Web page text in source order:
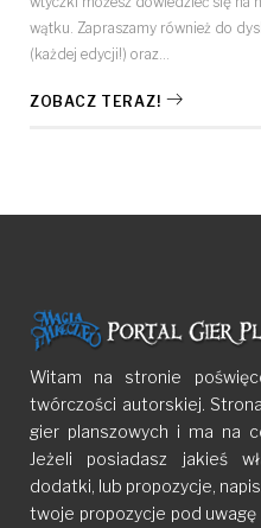
wątku. Zapraszamy również do
(każdej edycji!) oraz…
ZOBACZ TERAZ!
Witam na stronie
twórczości autorskiej.
gier planszowych i ma na
Jeżeli posiadasz jakieś
dodatki, lub propozycje,
twoje propozycje pod